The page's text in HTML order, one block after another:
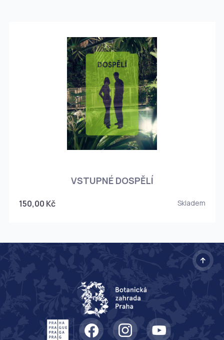
VSTUPNÉ DOSPĚLÍ
150,00 Kč Skladem